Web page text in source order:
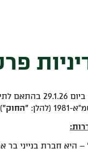
(להלן:
"החוק"
– היא חברת בנייני בר